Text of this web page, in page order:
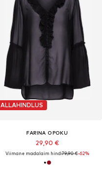
ALLAHINDLUS
FARINA OPOKU
29,90 €
Viimane madalaim hind:79,90 €-62%